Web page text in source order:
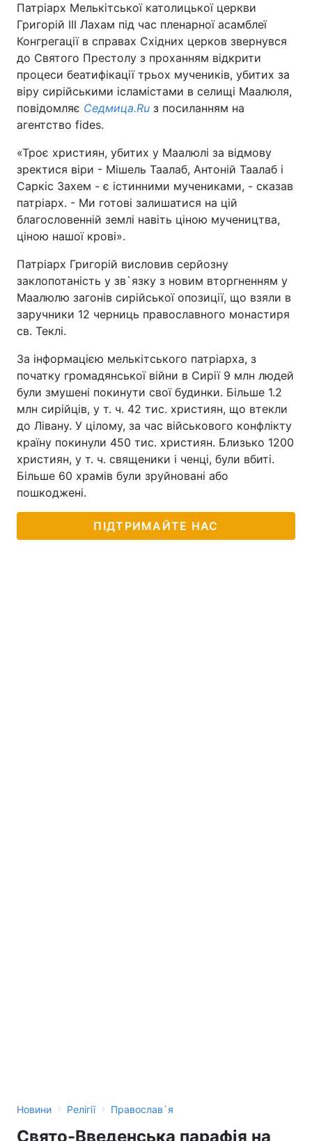
Патріарх Мелькітської католицької церкви
Григорій III Лахам під час пленарної асамблеї
Конгрегації в справах Східних церков звернувся
до Святого Престолу з проханням відкрити
процеси беатифікації трьох мучеників, убитих за
віру сирійськими ісламістами в селищі Маалюля,
повідомляє Седмица.Ru з посиланням на
агентство fides.
«Троє християн, убитих у Маалюлі за відмову
зректися віри - Мішель Таалаб, Антоній Таалаб і
Саркіс Захем - є істинними мучениками, - сказав
патріарх. - Ми готові залишатися на цій
благословенній землі навіть ціною мучеництва,
ціною нашої крові».
Патріарх Григорій висловив серйозну
заклопотаність у зв`язку з новим вторгненням у
Маалюлю загонів сирійської опозиції, що взяли в
заручники 12 черниць православного монастиря
св. Теклі.
За інформацією мелькітського патріарха, з
початку громадянської війни в Сирії 9 млн людей
були змушені покинути свої будинки. Більше 1.2
млн сирійців, у т. ч. 42 тис. християн, що втекли
до Лівану. У цілому, за час військового конфлікту
країну покинули 450 тис. християн. Близько 1200
християн, у т. ч. священики і ченці, були вбиті.
Більше 60 храмів були зруйновані або
пошкоджені.
ПІДТРИМАЙТЕ НАС
Новини › Релігії › Православ`я
Свято-Введенська парафія на